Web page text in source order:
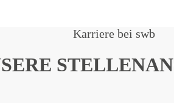
Karriere bei swb